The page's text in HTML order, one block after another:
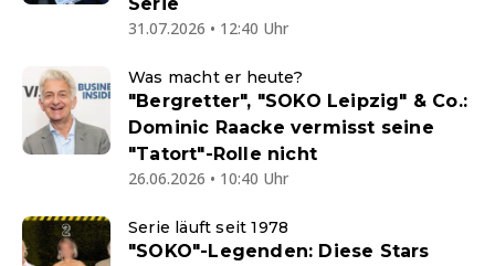
31.07.2026 • 12:40 Uhr
Was macht er heute?
"Bergretter", "SOKO Leipzig" & Co.:
Dominic Raacke vermisst seine
"Tatort"-Rolle nicht
26.06.2026 • 10:40 Uhr
Serie läuft seit 1978
"SOKO"-Legenden: Diese Stars